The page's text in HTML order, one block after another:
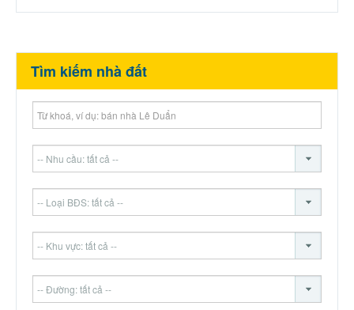
Tìm kiếm nhà đất